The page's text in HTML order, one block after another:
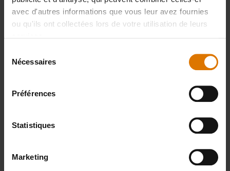
avec d'autres informations que vous leur avez fournies
ou qu'ils ont collectées lors de votre utilisation de leurs
Nécessaires
Préférences
Statistiques
Marketing
recommandés